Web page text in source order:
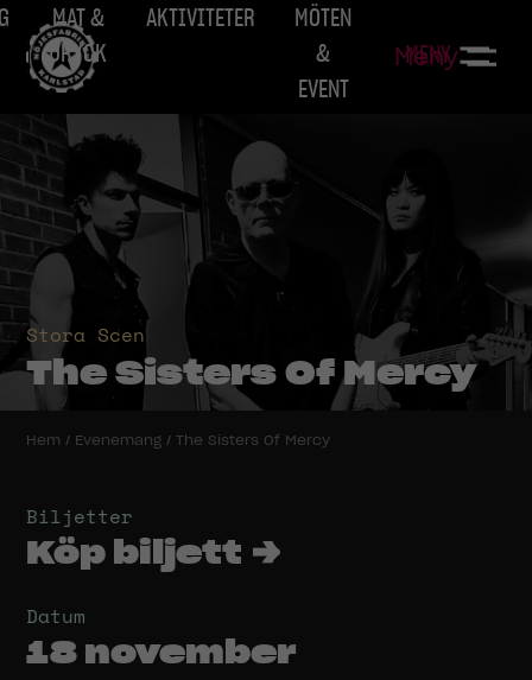
MAT &
DRYCK
AKTIVITETER
MÖTEN
&
EVENT
MENY
Meny
Stora Scen
The Sisters Of Mercy
Hem / Evenemang /The Sisters Of Mercy
Biljetter
Köp biljett →
Datum
18 november